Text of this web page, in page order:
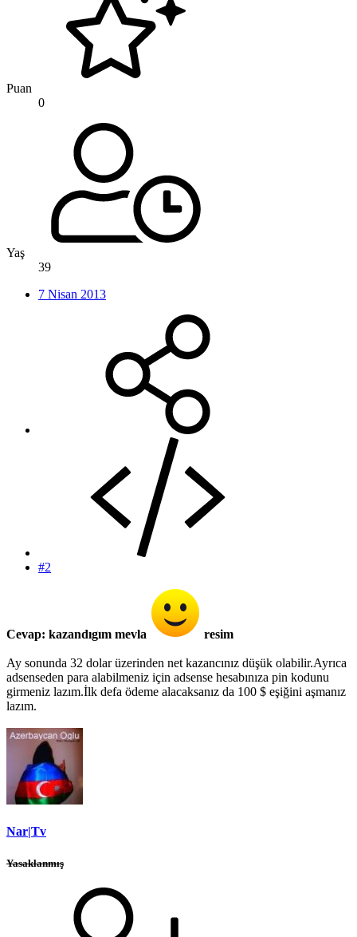
Puan
0
Yaş
39
7 Nisan 2013
#2
Cevap: kazandıgım mevla resim
Ay sonunda 32 dolar üzerinden net kazancınız düşük olabilir.Ayrıca
adsenseden para alabilmeniz için adsense hesabınıza pin kodunu
girmeniz lazım.İlk defa ödeme alacaksanız da 100 $ eşiğini aşmanız
lazım.
Nar|Tv
Yasaklanmış